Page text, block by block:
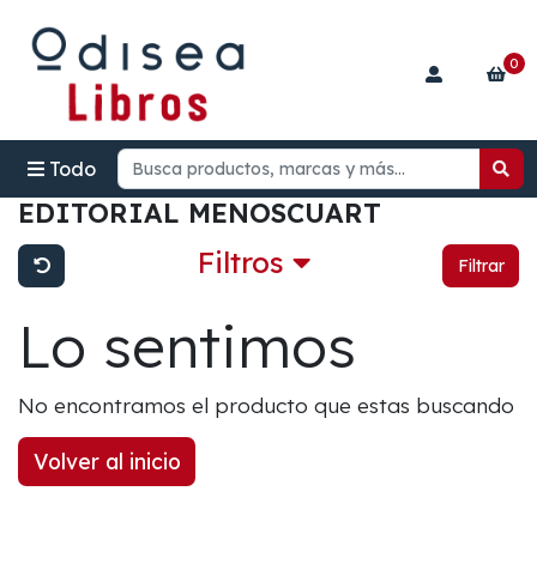
Todo
0
EDITORIAL MENOSCUART
Filtros Filtrar
Lo sentimos
No encontramos el producto que estas buscando
Volver al inicio